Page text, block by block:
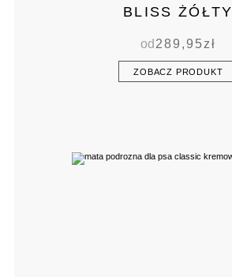
BLISS ŻÓŁTY
od 289,95zł
ZOBACZ PRODUKT